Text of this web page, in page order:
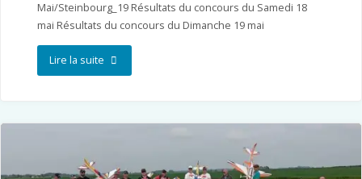
Mai/Steinbourg_19 Résultats du concours du Samedi 18
mai Résultats du concours du Dimanche 19 mai
Lire la suite"CAM